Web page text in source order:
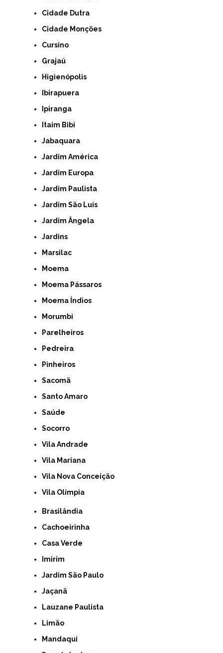
Cidade Dutra
Cidade Monções
Cursino
Grajaú
Higienópolis
Ibirapuera
Ipiranga
Itaim Bibi
Jabaquara
Jardim América
Jardim Europa
Jardim Paulista
Jardim São Luís
Jardim Ângela
Jardins
Marsilac
Moema
Moema Pássaros
Moema Índios
Morumbi
Parelheiros
Pedreira
Pinheiros
Sacomã
Santo Amaro
Saúde
Socorro
Vila Andrade
Vila Mariana
Vila Nova Conceição
Vila Olímpia
Brasilândia
Cachoeirinha
Casa Verde
Imirim
Jardim São Paulo
Jaçanã
Lauzane Paulista
Limão
Mandaqui